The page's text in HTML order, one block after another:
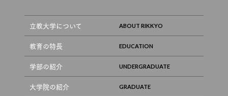
立教大学について
教育の特長
学部の紹介
大学院の紹介